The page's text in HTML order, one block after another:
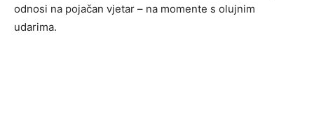
odnosi na pojačan vjetar – na momente s olujnim
udarima.